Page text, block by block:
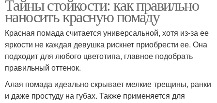
Тайны стойкости: как правильно
наносить красную помаду
Красная помада считается универсальной, хотя из-за ее
яркости не каждая девушка рискнет приобрести ее. Она
подходит для любого цветотипа, главное подобрать
правильный оттенок.
Алая помада идеально скрывает мелкие трещины, ранки
и даже простуду на губах. Также применяется для